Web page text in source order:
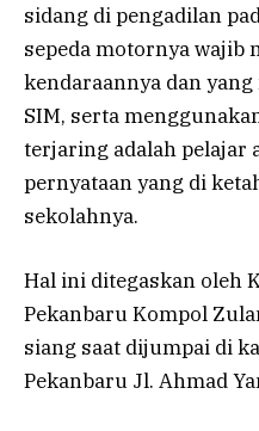
sidang di pengadilan
sepeda motornya wajib
kendaraannya dan
SIM, serta
terjaring adalah pelajar
pernyataan yang di
sekolahnya.
Hal ini ditegaskan oleh
Pekanbaru Kompol
siang saat dijumpai di
Pekanbaru Jl. Ahmad